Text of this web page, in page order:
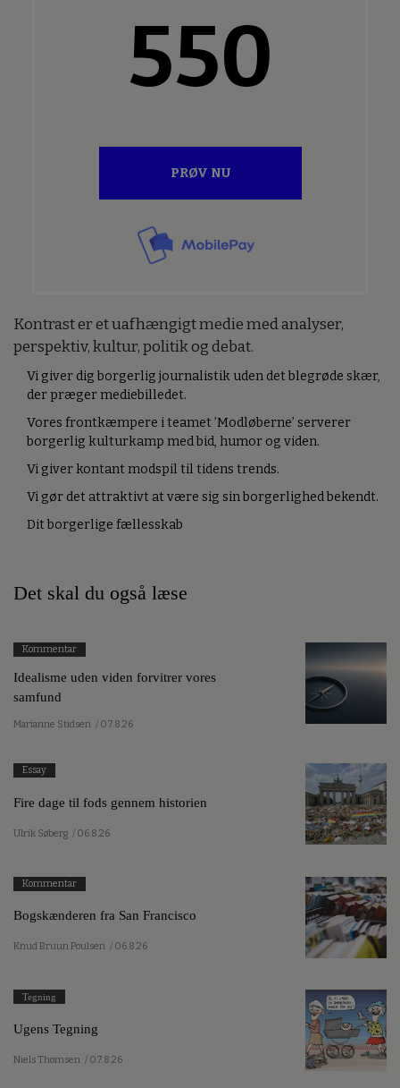
550
PRØV NU
Kontrast er et uafhængigt medie med analyser,
perspektiv, kultur, politik og debat.
Vi giver dig borgerlig journalistik uden det blegrøde skær,
der præger mediebilledet.
Vores frontkæmpere i teamet ’Modløberne’ serverer
borgerlig kulturkamp med bid, humor og viden.
Vi giver kontant modspil til tidens trends.
Vi gør det attraktivt at være sig sin borgerlighed bekendt.
Dit borgerlige fællesskab
Det skal du også læse
Kommentar
Idealisme uden viden forvitrer vores
samfund
Marianne Stidsen / 07.8.26
Essay
Fire dage til fods gennem historien
Ulrik Søberg / 06.8.26
Kommentar
Bogskænderen fra San Francisco
Knud Bruun Poulsen / 06.8.26
Tegning
Ugens Tegning
Niels Thomsen / 07.8.26